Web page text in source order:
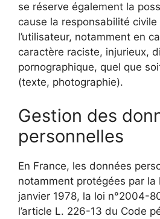
se réserve également la
cause la responsabilité
l’utilisateur, notamment en
caractère raciste, injurieux,
pornographique, quel que
(texte, photographie).
Gestion des
personnelles
En France, les données
notamment protégées par la
janvier 1978, la loi n°2004-
l’article L. 226-13 du Code